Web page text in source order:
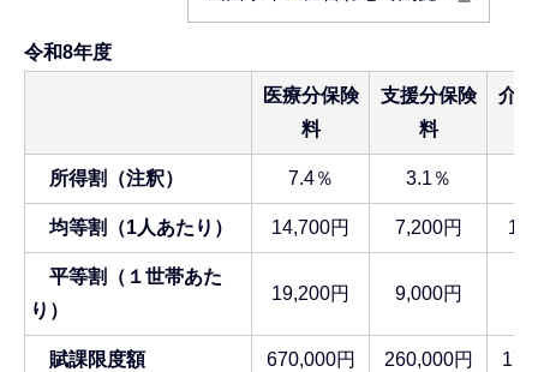
令和8年度
医療分保険
料
支援分保険
料
介
所得割（注釈） 7.4％ 3.1％
均等割（1人あたり） 14,700円 7,200円
平等割（１世帯あた
り）
19,200円 9,000円
賦課限度額 670,000円 260,000円